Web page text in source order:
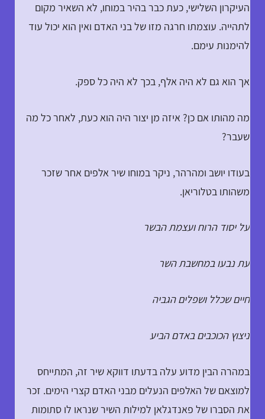
העיקרון השלישי, כעת כבר בהיר במוחו, לא השאיר מקום
לתהייה. עוצמתו חרגה מזו של בני האדם ואין הוא יכול עוד
להימנות עימם.
אך הוא גם לא היה אלף, בכך לא היה כל ספק.
מה מהותו אם כן? איזה מן יצור היה הוא כעת, לאחר כל מה
שעבר?
בעודו יושב ומהרהר, ניקר במוחו שיר אלפים אחר שזכר
משהותו בטלוריאן.
על יסוד הרוח ועצמת הבשר
עת נבעו במחשבת השר
חיים שכלל ושפלים הגביה
ניצוץ הכוכבים באדם הביע
במהרה הבין מדוע עלה בדעתו דווקא שיר זה, המתייחס
למוצאם של האלפים הנעלים מבני האדם קצרי הימים. זכר
את הסברו של פאנדגלאן למילות השיר שנראו לו סתומות